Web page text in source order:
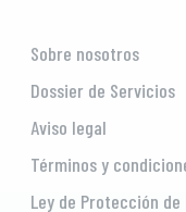
Sobre nosotros
Dossier de Servicios
Aviso legal
Términos y
Ley de Protección de